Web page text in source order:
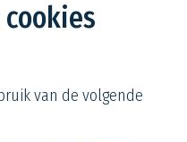
van de volgende